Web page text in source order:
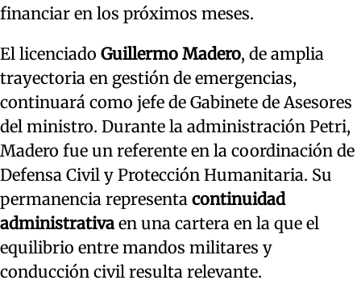
financiar en los próximos meses.
El licenciado Guillermo Madero, de amplia
trayectoria en gestión de emergencias,
continuará como jefe de Gabinete de Asesores
del ministro. Durante la administración Petri,
Madero fue un referente en la coordinación de
Defensa Civil y Protección Humanitaria. Su
permanencia representa continuidad
administrativa en una cartera en la que el
equilibrio entre mandos militares y
conducción civil resulta relevante.